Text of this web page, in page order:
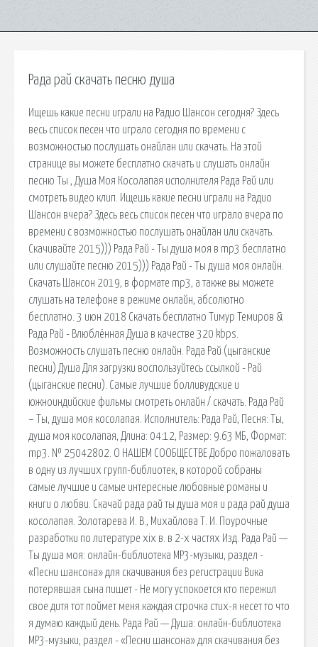
Рада рай скачать песню душа
Ищешь какие песни играли на Радио Шансон сегодня? Здесь
весь список песен что играло сегодня по времени с
возможностью послушать онайлан или скачать. На этой
странице вы можете бесплатно скачать и слушать онлайн
песню Ты , Душа Моя Косолапая исполнителя Рада Рай или
смотреть видео клип. Ищешь какие песни играли на Радио
Шансон вчера? Здесь весь список песен что играло вчера по
времени с возможностью послушать онайлан или скачать.
Скачивайте 2015))) Рада Рай - Ты душа моя в mp3 бесплатно
или слушайте песню 2015))) Рада Рай - Ты душа моя онлайн.
Скачать Шансон 2019, в формате mp3, а также вы можете
слушать на телефоне в режиме онлайн, абсолютно
бесплатно. 3 июн 2018 Скачать бесплатно Тимур Темиров &
Рада Рай - Влюблённая Душа в качестве 320 kbps.
Возможность слушать песню онлайн. Рада Рай (цыганские
песни) Душа Для загрузки воспользуйтесь ссылкой - Рай
(цыганские песни). Самые лучшие болливудские и
южноиндийские фильмы смотреть онлайн / скачать. Рада Рай
– Ты, душа моя косолапая. Исполнитель: Рада Рай, Песня: Ты,
душа моя косолапая, Длина: 04:12, Размер: 9.63 МБ, Формат:
mp3. № 25042802. О НАШЕМ СООБЩЕСТВЕ Добро пожаловать
в одну из лучших групп-библиотек, в которой собраны
самые лучшие и самые интересные любовные романы и
книги о любви. Скачай рада рай ты душа моя и рада рай душа
косолапая. Золотарева И. В., Михайлова Т. И. Поурочные
разработки по литературе xix в. в 2-х частях Изд. Рада Рай —
Ты душа моя: онлайн-библиотека MP3-музыки, раздел -
«Песни шансона» для скачивания без регистрации Вика
потерявшая сына пишет - Не могу успокоется кто пережил
свое дитя тот поймет меня.каждая строчка стих-я несет то что
я думаю каждый день. Рада Рай — Душа: онлайн-библиотека
MP3-музыки, раздел - «Песни шансона» для скачивания без